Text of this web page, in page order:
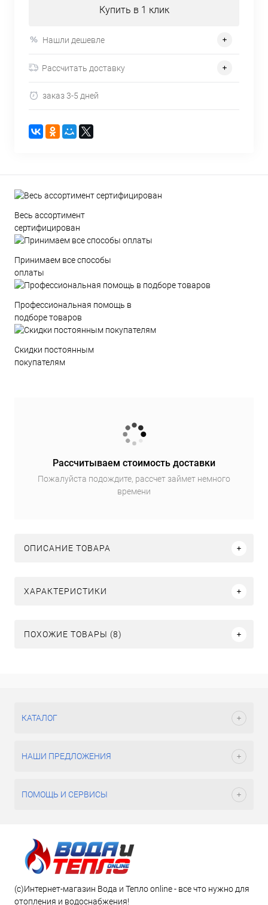
Купить в 1 клик
Нашли дешевле
Рассчитать доставку
заказ 3-5 дней
Весь ассортимент
сертифицирован
Принимаем все способы
оплаты
Профессиональная помощь в
подборе товаров
Скидки постоянным
покупателям
Рассчитываем стоимость доставки
Пожалуйста подождите, рассчет займет немного
времени
ОПИСАНИЕ ТОВАРА
ХАРАКТЕРИСТИКИ
ПОХОЖИЕ ТОВАРЫ (8)
КАТАЛОГ
НАШИ ПРЕДЛОЖЕНИЯ
ПОМОЩЬ И СЕРВИСЫ
(c)Интернет-магазин Вода и Тепло online - все что нужно для
отопления и водоснабжения!